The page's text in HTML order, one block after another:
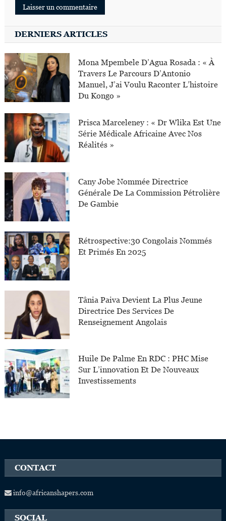
DERNIERS ARTICLES
Mona Mpembele D’Agua Rosada : « À
Travers Le Parcours D’Antonio
Manuel, J’ai Voulu Raconter L’histoire
Du Kongo »
Prisca Marceleney : « Dr Wlika Est Une
Série Médicale Africaine Avec Nos
Réalités »
Cany Jobe Nommée Directrice
Générale De La Commission Pétrolière
De Gambie
Rétrospective:30 Congolais Nommés
Et Primés En 2025
Tânia Paiva Devient La Plus Jeune
Directrice Des Services De
Renseignement Angolais
Huile De Palme En RDC : PHC Mise
Sur L’innovation Et De Nouveaux
Investissements
CONTACT
info@africanshapers.com
SOCIAL